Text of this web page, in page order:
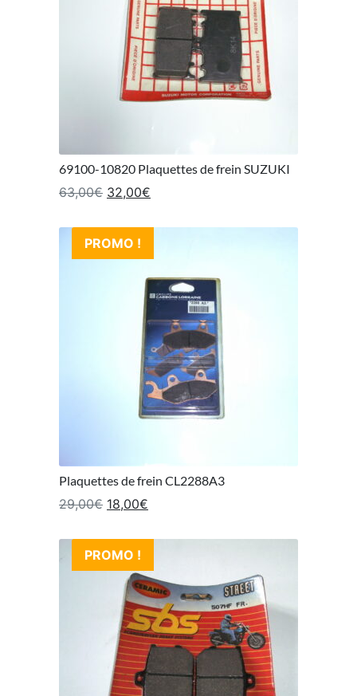
69100-10820 Plaquettes de frein SUZUKI
63,00€ Le prix initial était : 63,00€.
32,00€
PROMO !
Plaquettes de frein CL2288A3
29,00€ Le prix initial était : 29,00€.
18,00€
PROMO !